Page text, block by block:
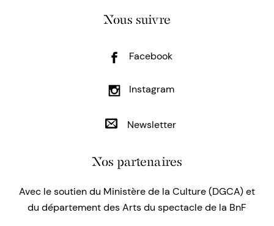
Nous suivre
Facebook
Instagram
Newsletter
Nos partenaires
Avec le soutien du Ministère de la Culture (DGCA) et
du département des Arts du spectacle de la BnF